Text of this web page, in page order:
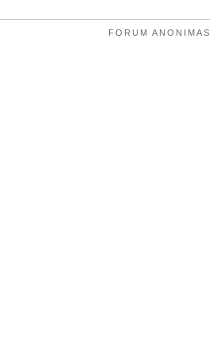
FORUM